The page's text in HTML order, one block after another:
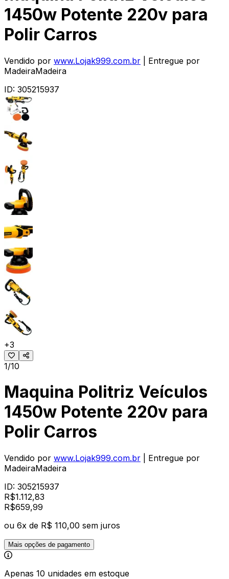
1450w Potente 220v para
Polir Carros
Vendido por www.Lojak999.com.br
| Entregue por
MadeiraMadeira
ID: 305215937
+3
1/10
Maquina Politriz Veículos
1450w Potente 220v para
Polir Carros
Vendido por www.Lojak999.com.br
| Entregue por
MadeiraMadeira
ID: 305215937
R$1.112,83
R$659,99
ou 6x de R$ 110,00 sem juros
Mais opções de pagamento
Apenas 10 unidades em estoque